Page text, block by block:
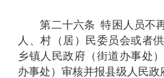
第二十六条 特困人员不再
人、村（居）民委员会或者
乡镇人民政府（街道办事处
办事处）审核并报县级人民政